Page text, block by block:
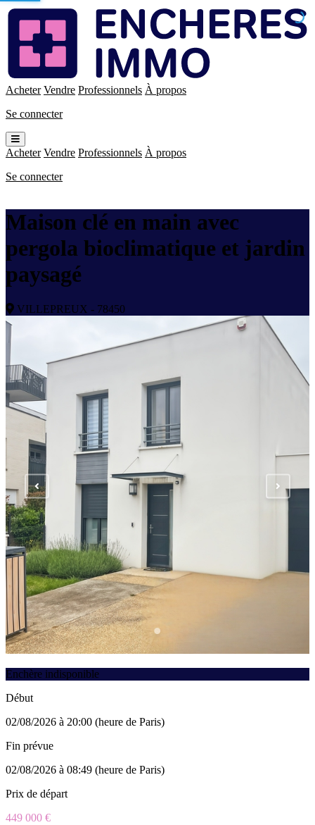
Enchères
Immo
Acheter Vendre Professionnels À propos
Se connecter
Ouvrir
le
menu
Acheter Vendre Professionnels À propos
Se connecter
Maison clé en main avec
pergola bioclimatique et jardin
paysagé
VILLEPREUX - 78450
Enchère indisponible
Début
02/08/2026 à 20:00 (heure de Paris)
Fin prévue
02/08/2026 à 08:49 (heure de Paris)
Prix de départ
449 000 €